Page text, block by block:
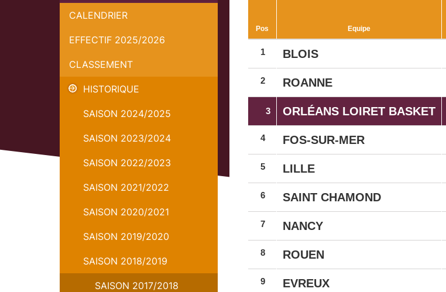
CALENDRIER
EFFECTIF 2025/2026
CLASSEMENT
HISTORIQUE
SAISON 2024/2025
SAISON 2023/2024
SAISON 2022/2023
SAISON 2021/2022
SAISON 2020/2021
SAISON 2019/2020
SAISON 2018/2019
SAISON 2017/2018
Pos Equipe
1 BLOIS
2 ROANNE
3 ORLÉANS LOIRET BASKET
4 FOS-SUR-MER
5 LILLE
6 SAINT CHAMOND
7 NANCY
8 ROUEN
9 EVREUX